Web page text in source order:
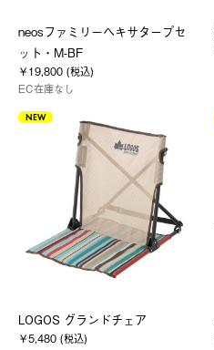
neosファミリーヘキサタープセ
ット・M-BF
￥19,800 (税込)
EC在庫なし
NEW
LOGOS グランドチェア
￥5,480 (税込)